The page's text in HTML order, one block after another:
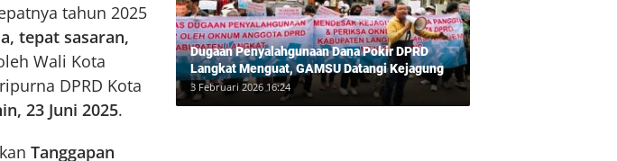
tahun 2025
tepat sasaran,
Wali Kota
DPRD Kota
23 Juni 2025.
Tanggapan
Dugaan Penyalahgunaan Dana Pokir DPRD
Langkat Menguat, GAMSU Datangi Kejagung
3 Februari 2026 16:24